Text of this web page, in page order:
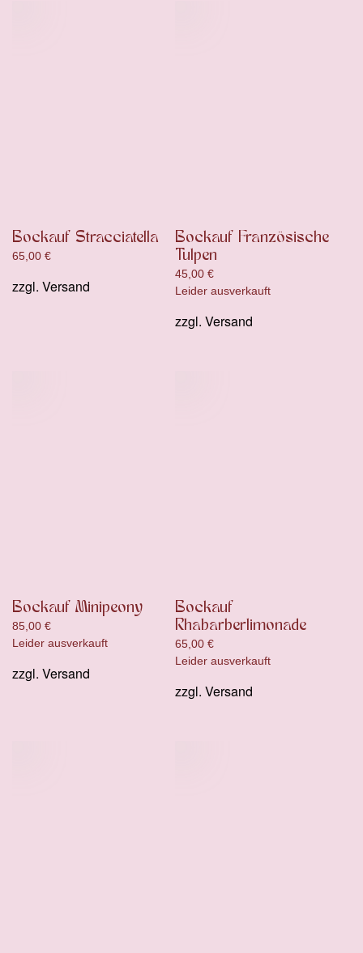
Bockauf Stracciatella
65,00 €
zzgl. Versand
Bockauf Französische
Tulpen
45,00 €
Leider ausverkauft
zzgl. Versand
Bockauf Minipeony
85,00 €
Leider ausverkauft
zzgl. Versand
Bockauf
Rhabarberlimonade
65,00 €
Leider ausverkauft
zzgl. Versand